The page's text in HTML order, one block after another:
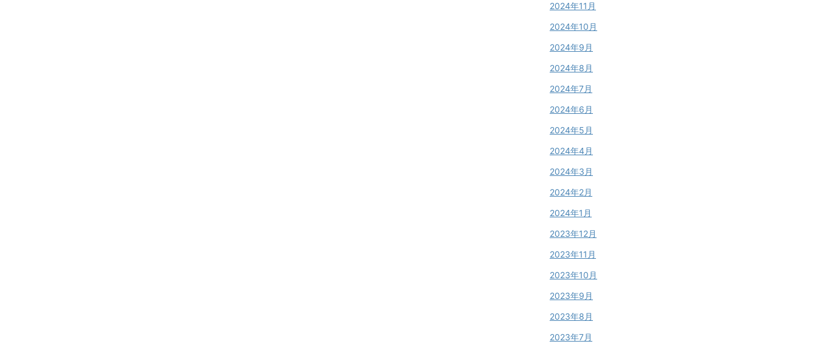
2024年11月
2024年10月
2024年9月
2024年8月
2024年7月
2024年6月
2024年5月
2024年4月
2024年3月
2024年2月
2024年1月
2023年12月
2023年11月
2023年10月
2023年9月
2023年8月
2023年7月